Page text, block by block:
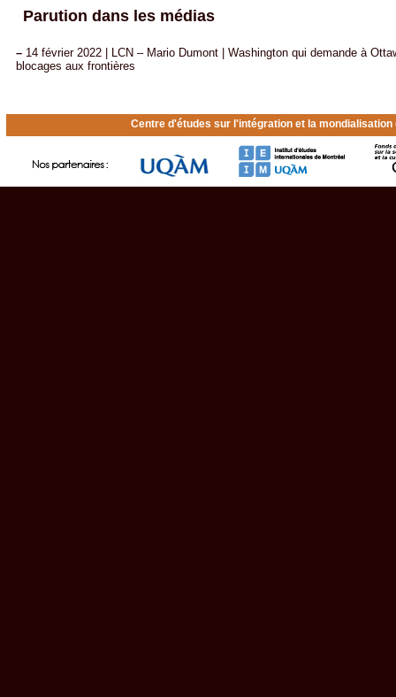
Parution dans les médias
– 14 février 2022 | LCN – Mario Dumont | Washington qui demande à
blocages aux frontières
Centre d'études sur l'intégration et la mondialisation